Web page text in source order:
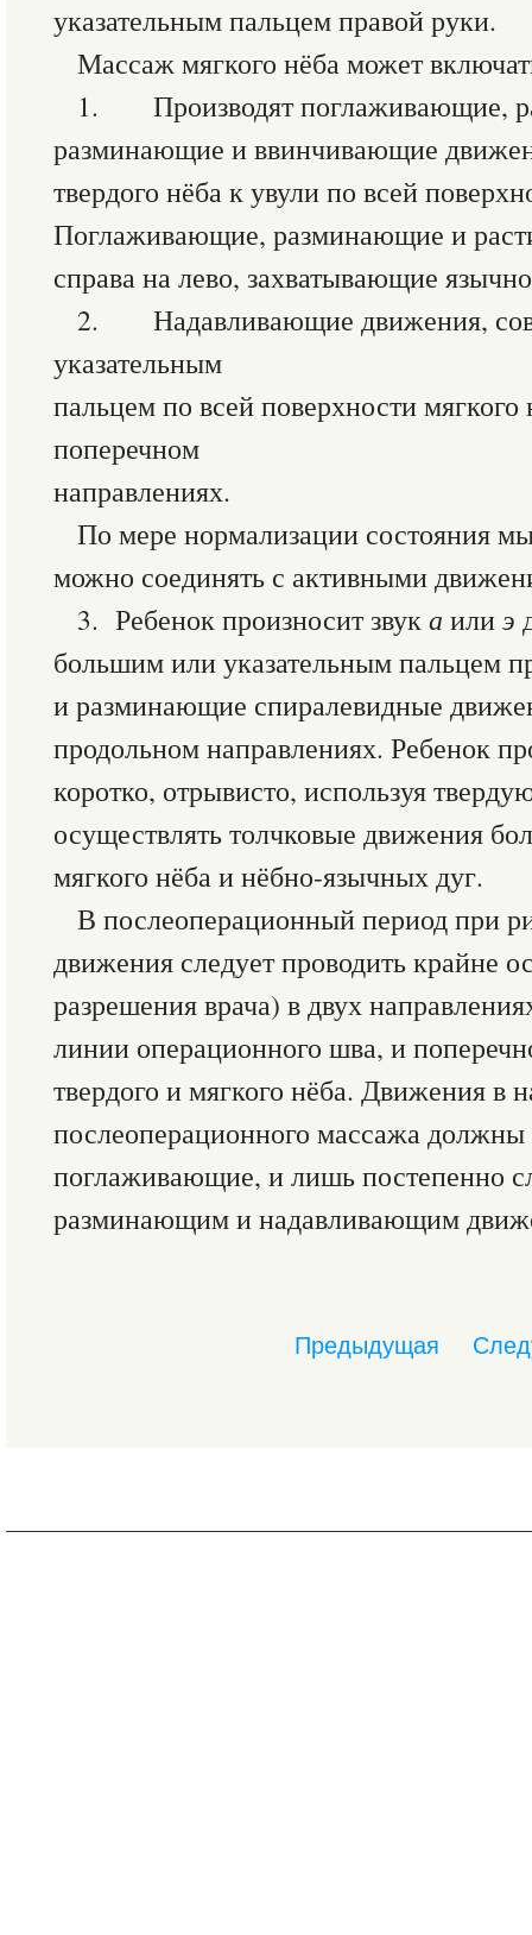
указательным пальцем правой руки.
Массаж мягкого нёба может
1. Производят поглаживающие,
разминающие и ввинчивающие
твердого нёба к увули по всей
Поглаживающие, разминающие и
справа на лево, захватывающие
2. Надавливающие движения,
указательным
пальцем по всей поверхности
поперечном
направлениях.
По мере нормализации состояния
можно соединять с активными
3. Ребенок произносит звука илиэ
большим или указательным пальцем
и разминающие спиралевидные
продольном направлениях. Ребенок
коротко, отрывисто, используя
осуществлять толчковые движения
мягкого нёба и нёбно-язычных дуг.
В послеоперационный период при
движения следует проводить крайне
разрешения врача) в двух
линии операционного шва, и
твердого и мягкого нёба. Движения в
послеоперационного массажа должны
поглаживающие, и лишь постепенно
разминающим и надавливающим
Предыдущая